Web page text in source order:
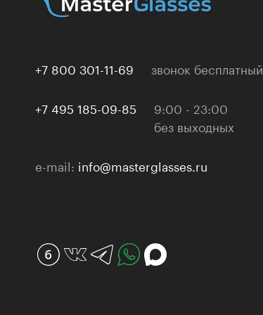
+7 800 301-11-69 звонок бесплатный
+7 495 185-09-85
9:00 - 23:00
без выходных
e-mail: info@masterglasses.ru